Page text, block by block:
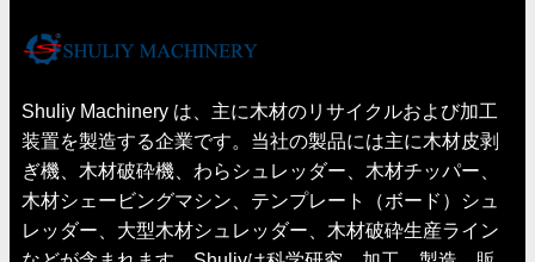
Shuliy Machinery は、主に木材のリサイクルおよび加工
装置を製造する企業です。当社の製品には主に木材皮剥
ぎ機、木材破砕機、わらシュレッダー、木材チッパー、
木材シェービングマシン、テンプレート（ボード）シュ
レッダー、大型木材シュレッダー、木材破砕生産ライン